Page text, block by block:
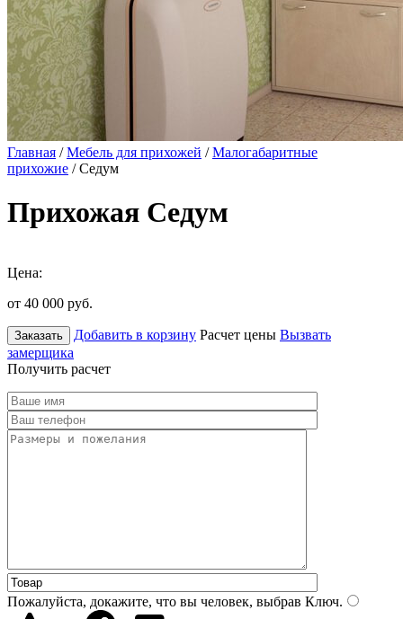
Главная /Мебель для прихожей /Малогабаритные
прихожие / Седум
Прихожая Седум
Цена:
от 40 000 руб.
Заказать Добавить в корзину Расчет цены Вызвать
замерщика
Получить расчет
Пожалуйста, докажите, что вы человек, выбрав Ключ.